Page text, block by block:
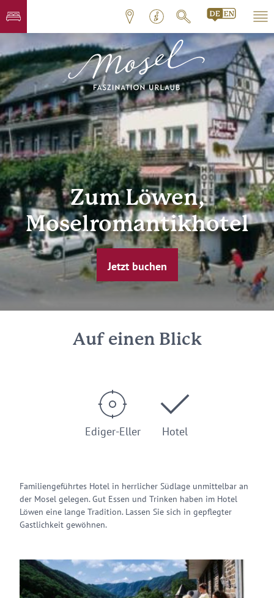
Zum Löwen,
Moselromantikhotel
Jetzt buchen
Auf einen Blick
Ediger-Eller Hotel
Familiengeführtes Hotel in herrlicher Südlage unmittelbar an
der Mosel gelegen. Gut Essen und Trinken haben im Hotel
Löwen eine lange Tradition. Lassen Sie sich in gepflegter
Gastlichkeit gewöhnen.